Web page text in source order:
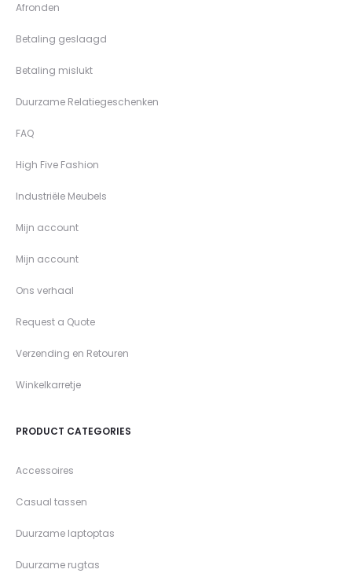
Afronden
Betaling geslaagd
Betaling mislukt
Duurzame Relatiegeschenken
FAQ
High Five Fashion
Industriële Meubels
Mijn account
Mijn account
Ons verhaal
Request a Quote
Verzending en Retouren
Winkelkarretje
PRODUCT CATEGORIES
Accessoires
Casual tassen
Duurzame laptoptas
Duurzame rugtas